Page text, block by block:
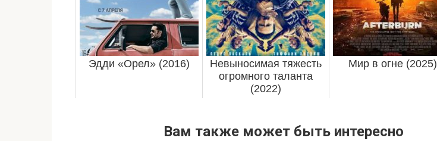
Эдди «Орел» (2016)
Невыносимая тяжесть
огромного таланта
(2022)
Мир в огне (2025)
Вам также может быть интересно